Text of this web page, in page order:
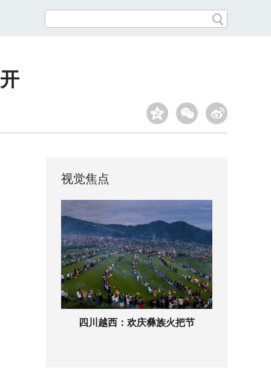
视觉焦点
四川越西：欢庆彝族火把节